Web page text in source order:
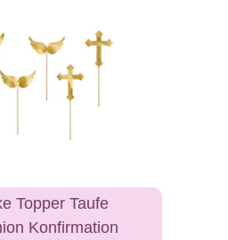
Topper Taufe
Konfirmation